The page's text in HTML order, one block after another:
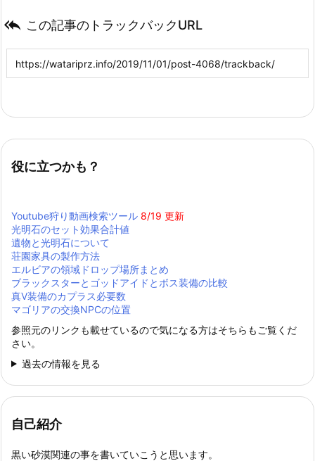
 この記事のトラックバックURL
役に立つかも？
Youtube狩り動画検索ツール 8/19 更新
光明石のセット効果合計値
遺物と光明石について
荘園家具の製作方法
エルビアの領域ドロップ場所まとめ
ブラックスターとゴッドアイドとボス装備の比較
真Ⅴ装備のカプラス必要数
マゴリアの交換NPCの位置
参照元のリンクも載せているので気になる方はそちらもご覧くだ
さい。
過去の情報を見る
自己紹介
黒い砂漠関連の事を書いていこうと思います。